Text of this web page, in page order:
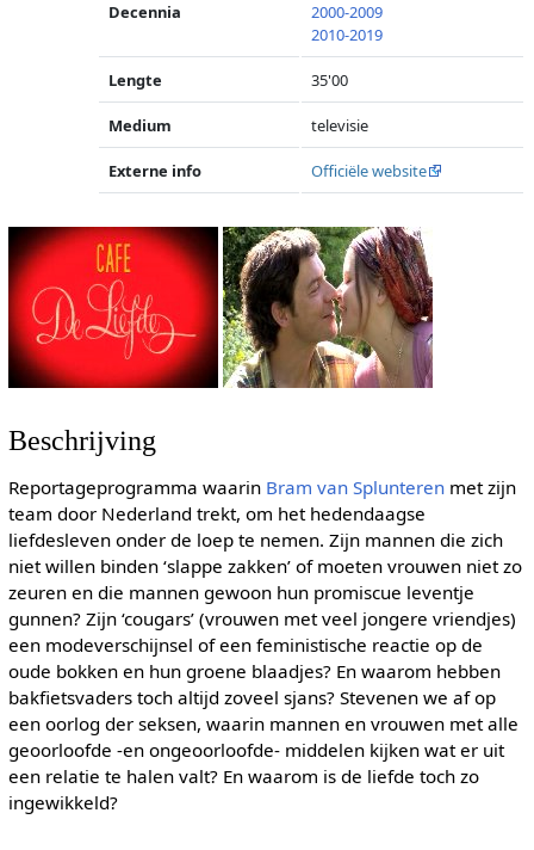
Decennia
2000-2009
2010-2019
Lengte 35'00
Medium televisie
Externe info Officiële website
Beschrijving
Reportageprogramma waarin Bram van Splunterenmet zijn
team door Nederland trekt, om het hedendaagse
liefdesleven onder de loep te nemen. Zijn mannen die zich
niet willen binden ‘slappe zakken’ of moeten vrouwen niet zo
zeuren en die mannen gewoon hun promiscue leventje
gunnen? Zijn ‘cougars’ (vrouwen met veel jongere vriendjes)
een modeverschijnsel of een feministische reactie op de
oude bokken en hun groene blaadjes? En waarom hebben
bakfietsvaders toch altijd zoveel sjans? Stevenen we af op
een oorlog der seksen, waarin mannen en vrouwen met alle
geoorloofde -en ongeoorloofde- middelen kijken wat er uit
een relatie te halen valt? En waarom is de liefde toch zo
ingewikkeld?